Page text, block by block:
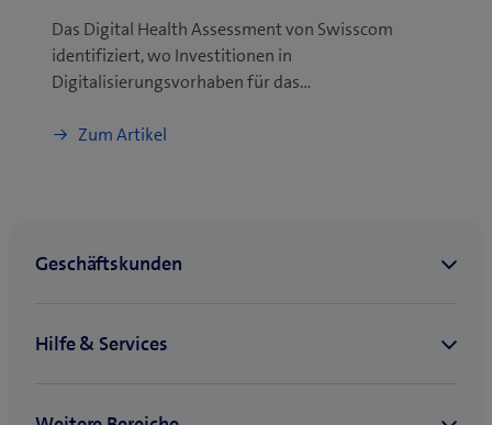
Das Digital Health Assessment von Swisscom
identifiziert, wo Investitionen in
Digitalisierungsvorhaben für das…
Zum Artikel